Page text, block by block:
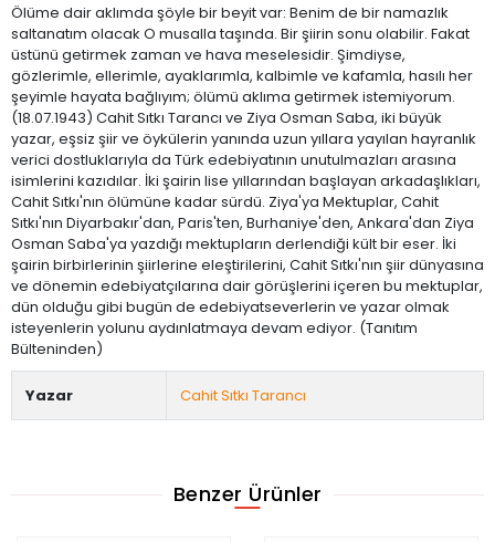
Ölüme dair aklımda şöyle bir beyit var: Benim de bir namazlık
saltanatım olacak O musalla taşında. Bir şiirin sonu olabilir. Fakat
üstünü getirmek zaman ve hava meselesidir. Şimdiyse,
gözlerimle, ellerimle, ayaklarımla, kalbimle ve kafamla, hasılı her
şeyimle hayata bağlıyım; ölümü aklıma getirmek istemiyorum.
(18.07.1943) Cahit Sıtkı Tarancı ve Ziya Osman Saba, iki büyük
yazar, eşsiz şiir ve öykülerin yanında uzun yıllara yayılan hayranlık
verici dostluklarıyla da Türk edebiyatının unutulmazları arasına
isimlerini kazıdılar. İki şairin lise yıllarından başlayan arkadaşlıkları,
Cahit Sıtkı'nın ölümüne kadar sürdü. Ziya'ya Mektuplar, Cahit
Sıtkı'nın Diyarbakır'dan, Paris'ten, Burhaniye'den, Ankara'dan Ziya
Osman Saba'ya yazdığı mektupların derlendiği kült bir eser. İki
şairin birbirlerinin şiirlerine eleştirilerini, Cahit Sıtkı'nın şiir dünyasına
ve dönemin edebiyatçılarına dair görüşlerini içeren bu mektuplar,
dün olduğu gibi bugün de edebiyatseverlerin ve yazar olmak
isteyenlerin yolunu aydınlatmaya devam ediyor. (Tanıtım
Bülteninden)
Yazar Cahit Sıtkı Tarancı
Benzer Ürünler